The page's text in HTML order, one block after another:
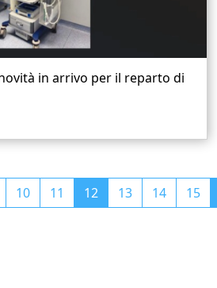
in arrivo per il reparto di
10 11 12 13 14 15